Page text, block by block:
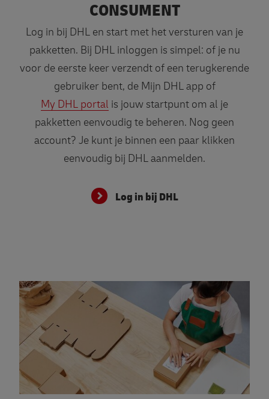
CONSUMENT
Log in bij DHL en start met het versturen van je
pakketten. Bij DHL inloggen is simpel: of je nu
voor de eerste keer verzendt of een terugkerende
gebruiker bent, de Mijn DHL app of
My DHL portal is jouw startpunt om al je
pakketten eenvoudig te beheren. Nog geen
account? Je kunt je binnen een paar klikken
eenvoudig bij DHL aanmelden.
Log in bij DHL